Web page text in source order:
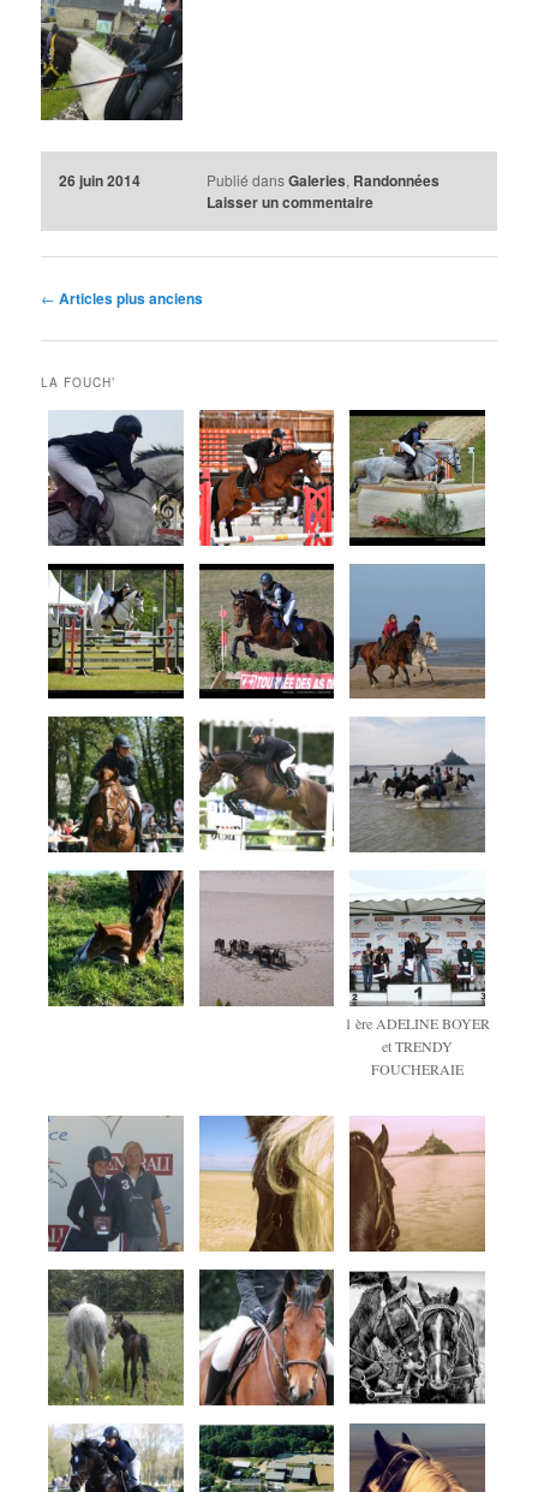
26 juin 2014 Publié dans Galeries, Randonnées
Laisser un commentaire
Navigation
articles
← Articles plus anciens
LA FOUCH’
1 ère ADELINE BOYER
et TRENDY
FOUCHERAIE